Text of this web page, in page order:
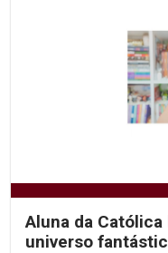
Aluna da
universo